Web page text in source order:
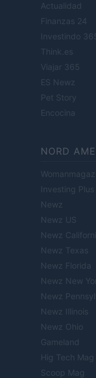
Actualidad
Finanzas 24
Investindo
Think.es
Viajar 365
ES Newz
Pet Story
Encocina
NORD
Investing Plus
Newz
Newz US
Newz
Newz Texas
Newz Florida
Newz New
Newz
Newz Illinois
Newz Ohio
Gameland
Hig Tech Mag
Scoop Mag